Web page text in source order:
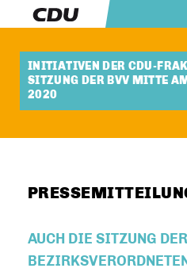
INITIATIVEN DER CDU-
SITZUNG DER BVV MITTE
2020
AUCH DIE SITZUNG DER